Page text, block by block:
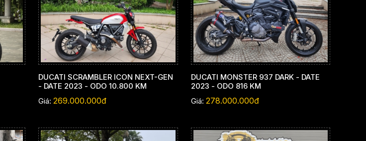
DUCATI SCRAMBLER ICON NEXT-GEN
- DATE 2023 - ODO 10.800 KM
Giá: 269.000.000đ
DUCATI MONSTER 937 DARK - DATE
2023 - ODO 816 KM
Giá: 278.000.000đ